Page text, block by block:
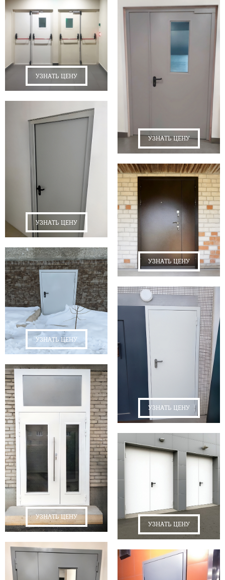
УЗНАТЬ ЦЕНУ
УЗНАТЬ ЦЕНУ
УЗНАТЬ ЦЕНУ
УЗНАТЬ ЦЕНУ
УЗНАТЬ ЦЕНУ
УЗНАТЬ ЦЕНУ
УЗНАТЬ ЦЕНУ
УЗНАТЬ ЦЕНУ